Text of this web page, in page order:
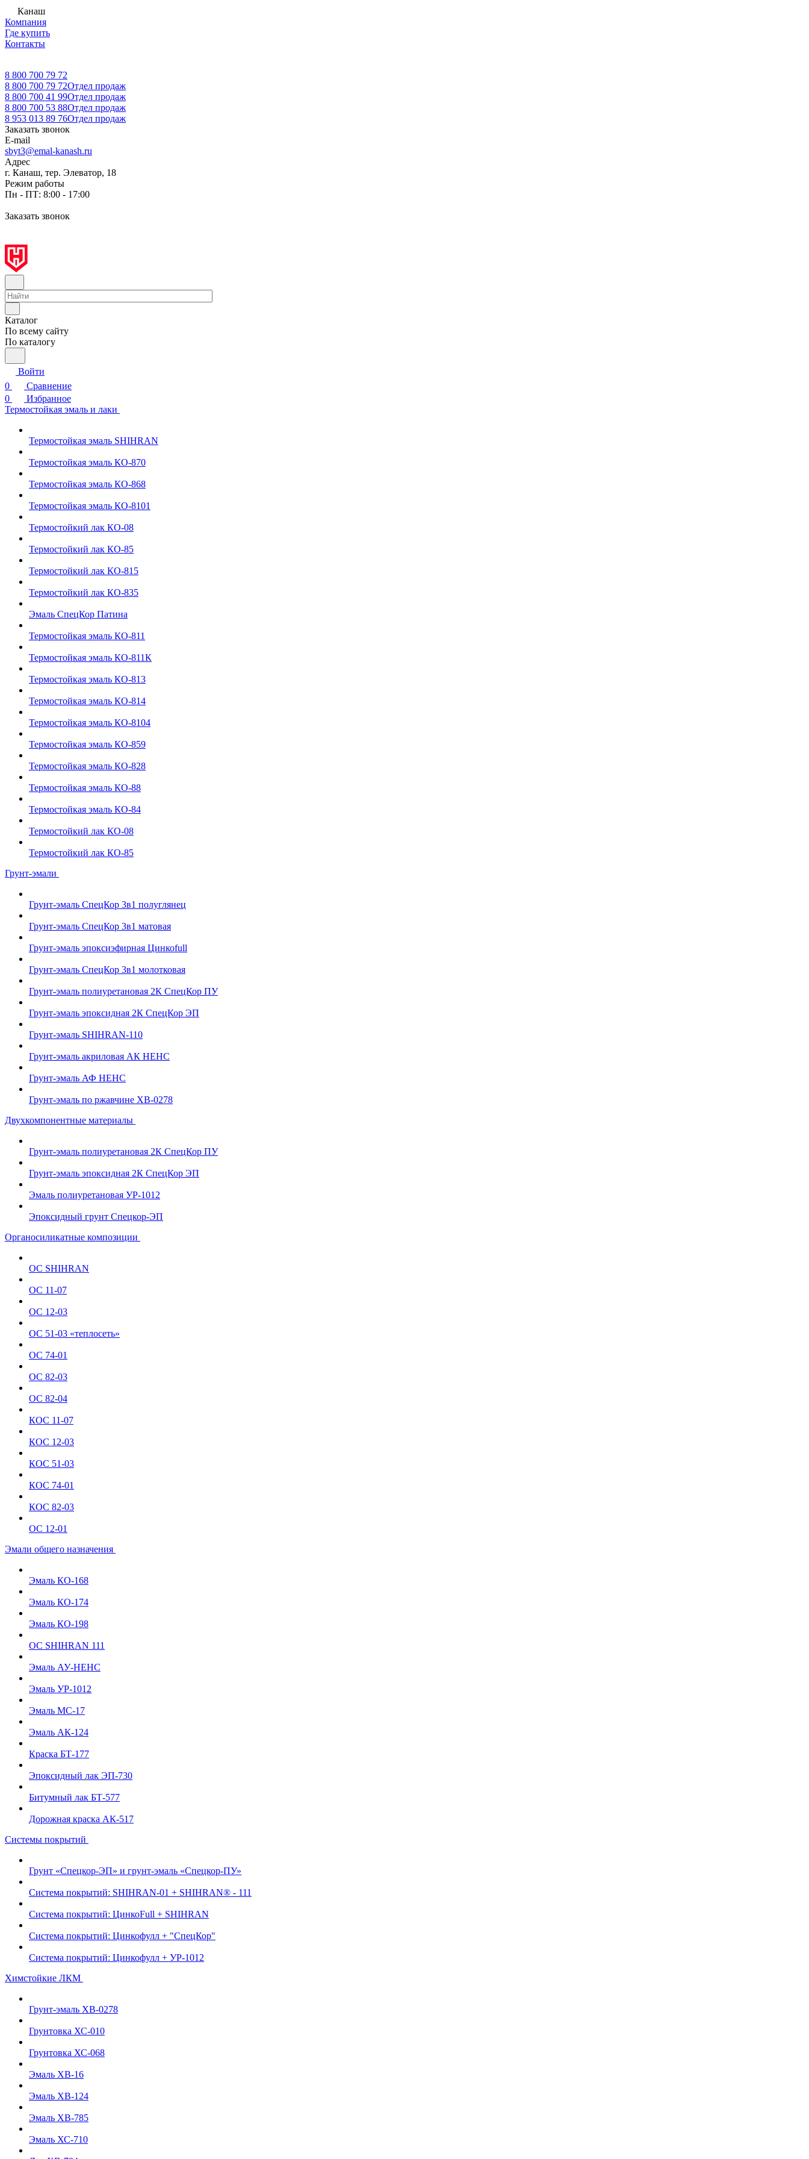
Канаш
Компания
Где купить
Контакты
8 800 700 79 72
8 800 700 79 72Отдел продаж
8 800 700 41 99Отдел продаж
8 800 700 53 88Отдел продаж
8 953 013 89 76Отдел продаж
Заказать звонок
E-mail
sbyt3@emal-kanash.ru
Адрес
г. Канаш, тер. Элеватор, 18
Режим работы
Пн - ПТ: 8:00 - 17:00
Заказать звонок
Каталог
По всему сайту
По каталогу
Войти
0
Сравнение
0
Избранное
Термостойкая эмаль и лаки
Термостойкая эмаль SHIHRAN
Термостойкая эмаль КО-870
Термостойкая эмаль КО-868
Термостойкая эмаль КО-8101
Термостойкий лак КО-08
Термостойкий лак КО-85
Термостойкий лак КО-815
Термостойкий лак КО-835
Эмаль СпецКор Патина
Термостойкая эмаль КО-811
Термостойкая эмаль КО-811К
Термостойкая эмаль КО-813
Термостойкая эмаль КО-814
Термостойкая эмаль КО-8104
Термостойкая эмаль КО-859
Термостойкая эмаль КО-828
Термостойкая эмаль КО-88
Термостойкая эмаль КО-84
Термостойкий лак КО-08
Термостойкий лак КО-85
Грунт-эмали
Грунт-эмаль СпецКор 3в1 полуглянец
Грунт-эмаль СпецКор 3в1 матовая
Грунт-эмаль эпоксиэфирная Цинкоfull
Грунт-эмаль СпецКор 3в1 молотковая
Грунт-эмаль полиуретановая 2К СпецКор ПУ
Грунт-эмаль эпоксидная 2К СпецКор ЭП
Грунт-эмаль SHIHRAN-110
Грунт-эмаль акриловая АК НЕНС
Грунт-эмаль АФ НЕНС
Грунт-эмаль по ржавчине ХВ-0278
Двухкомпонентные материалы
Грунт-эмаль полиуретановая 2К СпецКор ПУ
Грунт-эмаль эпоксидная 2К СпецКор ЭП
Эмаль полиуретановая УР-1012
Эпоксидный грунт Спецкор-ЭП
Органосиликатные композиции
ОС SHIHRAN
ОС 11-07
ОС 12-03
ОС 51-03 «теплосеть»
ОС 74-01
ОС 82-03
ОС 82-04
КОС 11-07
КОС 12-03
КОС 51-03
КОС 74-01
КОС 82-03
ОС 12-01
Эмали общего назначения
Эмаль КО-168
Эмаль КО-174
Эмаль КО-198
ОС SHIHRAN 111
Эмаль АУ-НЕНС
Эмаль УР-1012
Эмаль МС-17
Эмаль АК-124
Краска БТ-177
Эпоксидный лак ЭП-730
Битумный лак БТ-577
Дорожная краска АК-517
Системы покрытий
Грунт «Спецкор-ЭП» и грунт-эмаль «Спецкор-ПУ»
Система покрытий: SHIHRAN-01 + SHIHRAN® - 111
Система покрытий: ЦинкоFull + SHIHRAN
Система покрытий: Цинкофулл + "СпецКор"
Система покрытий: Цинкофулл + УР-1012
Химстойкие ЛКМ
Грунт-эмаль ХВ-0278
Грунтовка ХС-010
Грунтовка ХС-068
Эмаль ХВ-16
Эмаль ХВ-124
Эмаль ХВ-785
Эмаль ХС-710